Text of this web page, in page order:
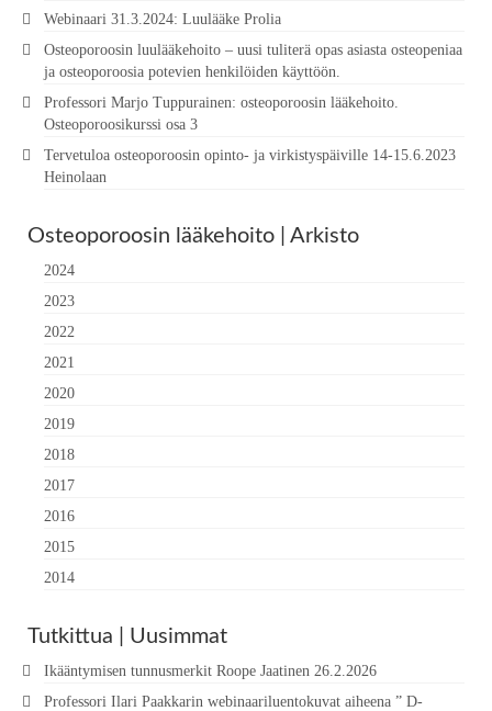
Webinaari 31.3.2024: Luulääke Prolia
Osteoporoosin luulääkehoito – uusi tuliterä opas asiasta osteopeniaa
ja osteoporoosia potevien henkilöiden käyttöön.
Professori Marjo Tuppurainen: osteoporoosin lääkehoito.
Osteoporoosikurssi osa 3
Tervetuloa osteoporoosin opinto- ja virkistyspäiville 14-15.6.2023
Heinolaan
Osteoporoosin lääkehoito | Arkisto
2024
2023
2022
2021
2020
2019
2018
2017
2016
2015
2014
Tutkittua | Uusimmat
Ikääntymisen tunnusmerkit Roope Jaatinen 26.2.2026
Professori Ilari Paakkarin webinaariluentokuvat aiheena ” D-